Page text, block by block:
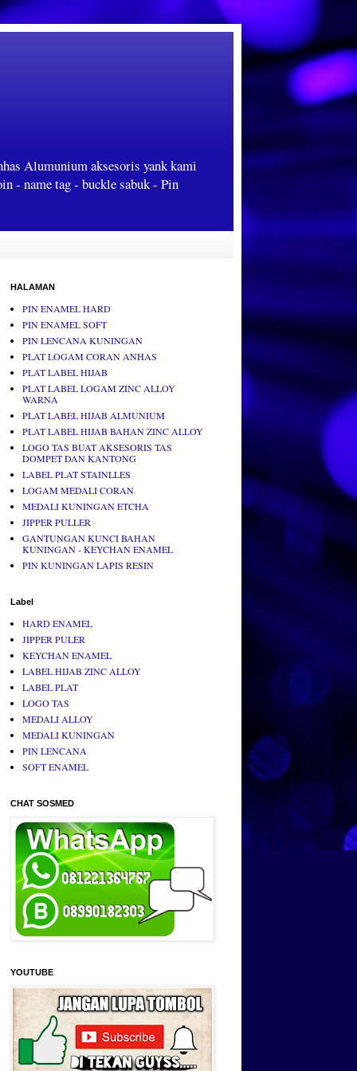
Alumunium aksesoris yank kami
- name tag - buckle sabuk - Pin
HALAMAN
PIN ENAMEL HARD
PIN ENAMEL SOFT
PIN LENCANA KUNINGAN
PLAT LOGAM CORAN ANHAS
PLAT LABEL HIJAB
PLAT LABEL LOGAM ZINC ALLOY
WARNA
PLAT LABEL HIJAB ALMUNIUM
PLAT LABEL HIJAB BAHAN ZINC ALLOY
LOGO TAS BUAT AKSESORIS TAS
DOMPET DAN KANTONG
LABEL PLAT STAINLLES
LOGAM MEDALI CORAN
MEDALI KUNINGAN ETCHA
JIPPER PULLER
GANTUNGAN KUNCI BAHAN
KUNINGAN - KEYCHAN ENAMEL
PIN KUNINGAN LAPIS RESIN
Label
HARD ENAMEL
JIPPER PULER
KEYCHAN ENAMEL
LABEL HIJAB ZINC ALLOY
LABEL PLAT
LOGO TAS
MEDALI ALLOY
MEDALI KUNINGAN
PIN LENCANA
SOFT ENAMEL
CHAT SOSMED
YOUTUBE